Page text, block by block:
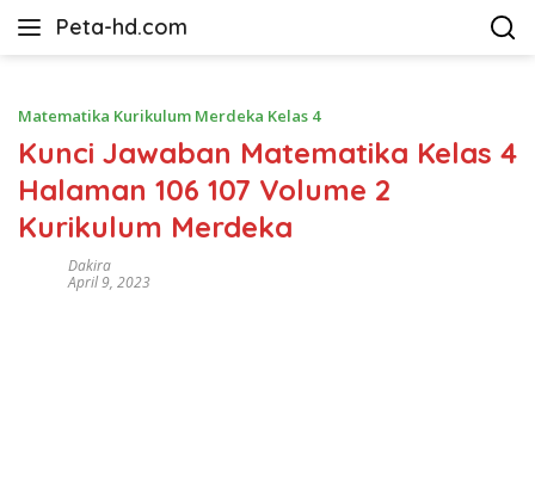
Peta-hd.com
Kumpulan
HD
Matematika Kurikulum Merdeka Kelas 4
Kunci Jawaban Matematika Kelas 4
Halaman 106 107 Volume 2
Kurikulum Merdeka
Dakira
April 9, 2023